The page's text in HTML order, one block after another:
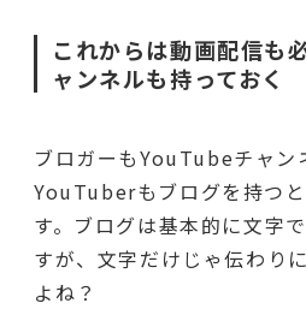
これからは動画配信も
ャンネルも持っておく
ブロガーもYouTubeチャン
YouTuberもブログを持つ
す。ブログは基本的に文字
すが、文字だけじゃ伝わり
よね？